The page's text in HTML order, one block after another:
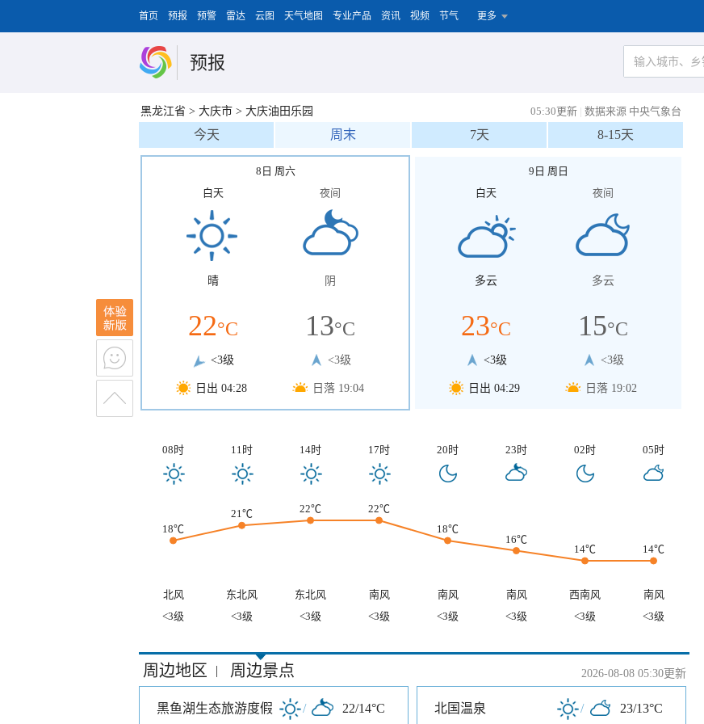
首页 预报 预警 雷达 云图 天气地图 专业产品 资讯 视频 节气 更多
预报
黑龙江省 > 大庆市 > 大庆油田乐园 05:30更新 | 数据来源 中央气象台
今天 周末 7天 8-15天
8日 周六
白天
晴
22°C
<3级
日出 04:28
夜间
阴
13°C
<3级
日落 19:04
9日 周日
白天
多云
23°C
<3级
日出 04:29
夜间
多云
15°C
<3级
日落 19:02
08时 11时 14时 17时 20时 23时 02时 05时
18℃
21℃ 22℃
22℃
18℃
16℃
14℃
14℃
北风 东北风 东北风 南风 南风 南风 西南风
南风
<3级
<3级 <3级 <3级 <3级 <3级 <3级 <3级
周边地区 | 周边景点 2026-08-08 05:30更新
黑鱼湖生态旅游度假 / 22/14°C 北国温泉 / 23/13°C